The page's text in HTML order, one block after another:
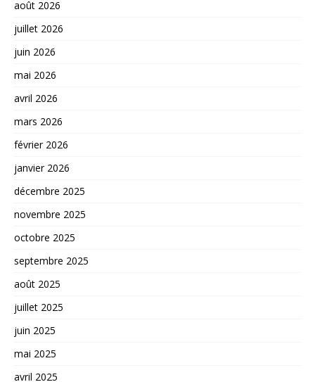
août 2026
juillet 2026
juin 2026
mai 2026
avril 2026
mars 2026
février 2026
janvier 2026
décembre 2025
novembre 2025
octobre 2025
septembre 2025
août 2025
juillet 2025
juin 2025
mai 2025
avril 2025